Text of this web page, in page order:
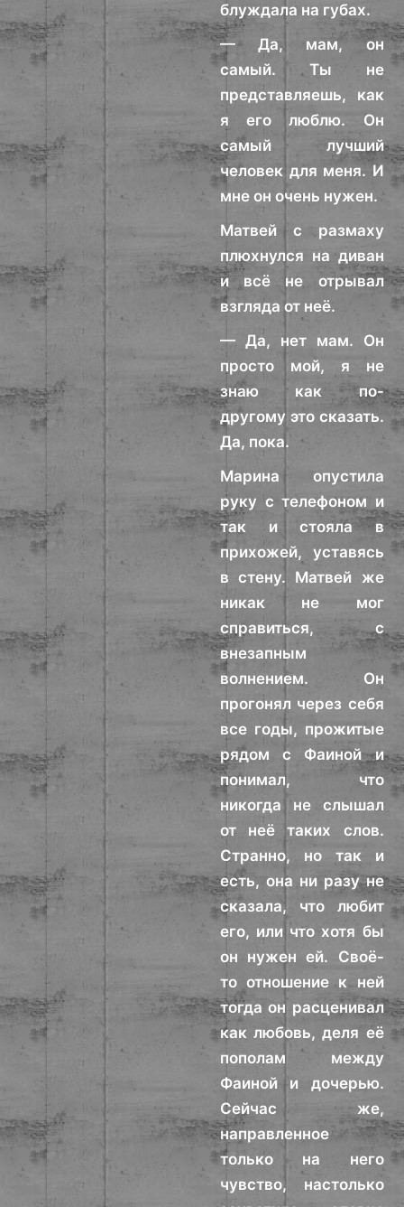
блуждала на губах.
— Да, мам, он
самый. Ты не
представляешь, как
я его люблю. Он
самый лучший
человек для меня. И
мне он очень нужен.
Матвей с размаху
плюхнулся на диван
и всё не отрывал
взгляда от неё.
— Да, нет мам. Он
просто мой, я не
знаю как по-
другому это сказать.
Да, пока.
Марина опустила
руку с телефоном и
так и стояла в
прихожей, уставясь
в стену. Матвей же
никак не мог
справиться, с
внезапным
волнением. Он
прогонял через себя
все годы, прожитые
рядом с Фаиной и
понимал, что
никогда не слышал
от неё таких слов.
Странно, но так и
есть, она ни разу не
сказала, что любит
его, или что хотя бы
он нужен ей. Своё-
то отношение к ней
тогда он расценивал
как любовь, деля её
пополам между
Фаиной и дочерью.
Сейчас же,
направленное
только на него
чувство, настолько